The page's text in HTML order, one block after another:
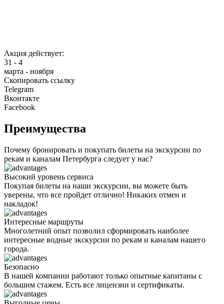
Акция действует:
31 - 4
марта - ноября
Скопировать ссылку
Telegram
Вконтакте
Facebook
Преимущества
Почему бронировать и покупать билеты на экскурсии по
рекам и каналам Петербурга следует у нас?
Высокий уровень сервиса
Покупая билеты на наши экскурсии, вы можете быть
уверены, что все пройдет отлично! Никаких отмен и
накладок!
Интересные маршруты
Многолетний опыт позволил сформировать наиболее
интересные водные экскурсии по рекам и каналам нашего
города.
Безопасно
В нашей компании работают только опытные капитаны с
большим стажем. Есть все лицензии и сертификаты.